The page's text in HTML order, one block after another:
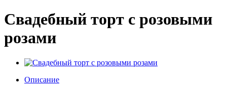
Свадебный торт с розовыми
розами
Описание